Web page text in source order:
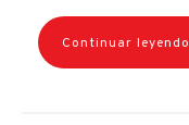
Continuar leyendo